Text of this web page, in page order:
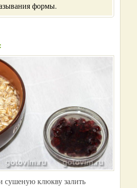
формы.
сушеную клюкву залить